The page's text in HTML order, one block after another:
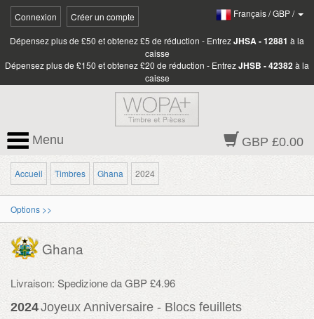
Connexion Créer un compte Français/GBP/
Dépensez plus de £50 et obtenez £5 de réduction - EntrezJHSA - 12881 à la
caisse
Dépensez plus de £150 et obtenez £20 de réduction - EntrezJHSB - 42382à la
caisse
GBP £0.00
Menu
Accueil Timbres Ghana 2024
Options >>
Ghana
Livraison: Spedizione da GBP £4.96
2024Joyeux Anniversaire - Blocs feuillets